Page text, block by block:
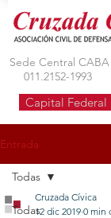
Sede Central CABA
011.2152-1993
Capital Federal
Entrada
Todas
Todas
Cruzada Cívica
12 dic 2019 0 min